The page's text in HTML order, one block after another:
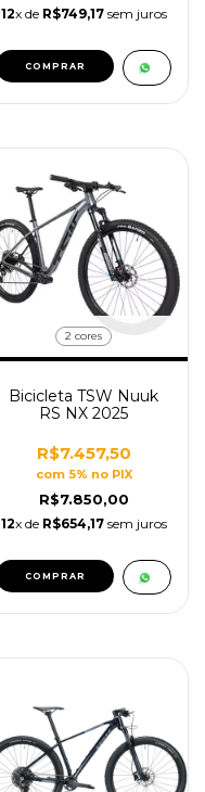
12x de R$749,17sem juros
COMPRAR
2 cores
Bicicleta TSW Nuuk
RS NX 2025
R$7.457,50
com 5% no PIX
R$7.850,00
12x de R$654,17sem juros
COMPRAR